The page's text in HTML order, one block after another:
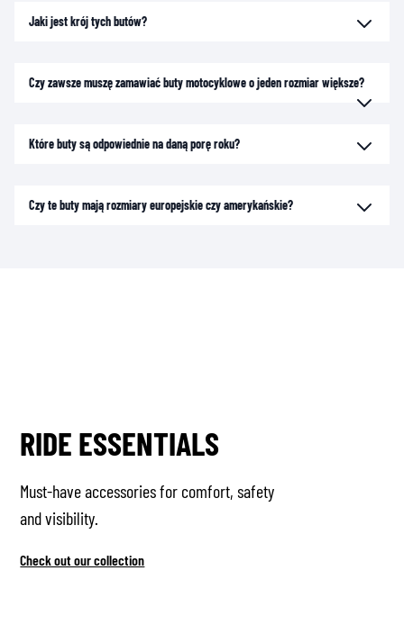
Jaki jest krój tych butów?
Czy zawsze muszę zamawiać buty motocyklowe o jeden rozmiar większe?
Które buty są odpowiednie na daną porę roku?
Czy te buty mają rozmiary europejskie czy amerykańskie?
RIDE ESSENTIALS
Must-have accessories for comfort, safety
and visibility.
Check out our collection